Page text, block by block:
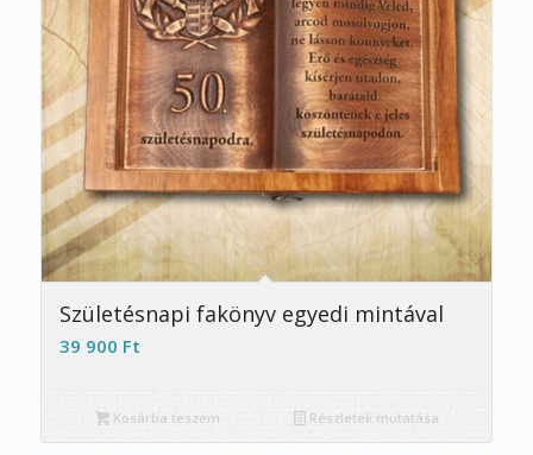
Születésnapi fakönyv egyedi mintával
39 900 Ft
Kosárba teszem Részletek mutatása